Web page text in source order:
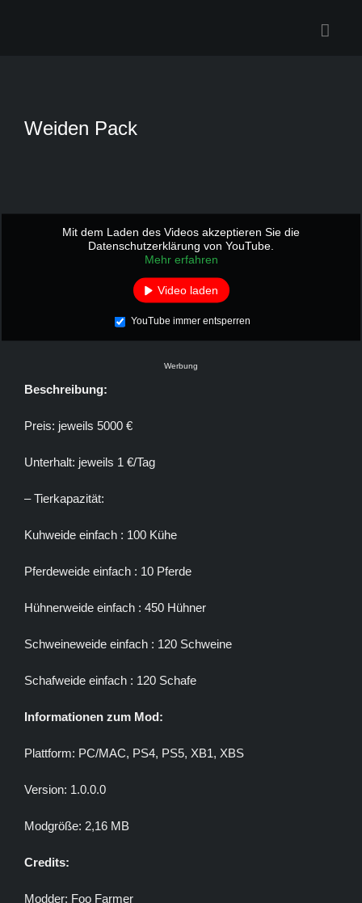
Weiden Pack
Mit dem Laden des Videos akzeptieren Sie die
Datenschutzerklärung von YouTube.
Mehr erfahren
Video laden
YouTube immer entsperren
Werbung
Beschreibung:
Preis: jeweils 5000 €
Unterhalt: jeweils 1 €/Tag
– Tierkapazität:
Kuhweide einfach : 100 Kühe
Pferdeweide einfach : 10 Pferde
Hühnerweide einfach : 450 Hühner
Schweineweide einfach : 120 Schweine
Schafweide einfach : 120 Schafe
Informationen zum Mod:
Plattform: PC/MAC, PS4, PS5, XB1, XBS
Version: 1.0.0.0
Modgröße: 2,16 MB
Credits:
Modder: Foo Farmer